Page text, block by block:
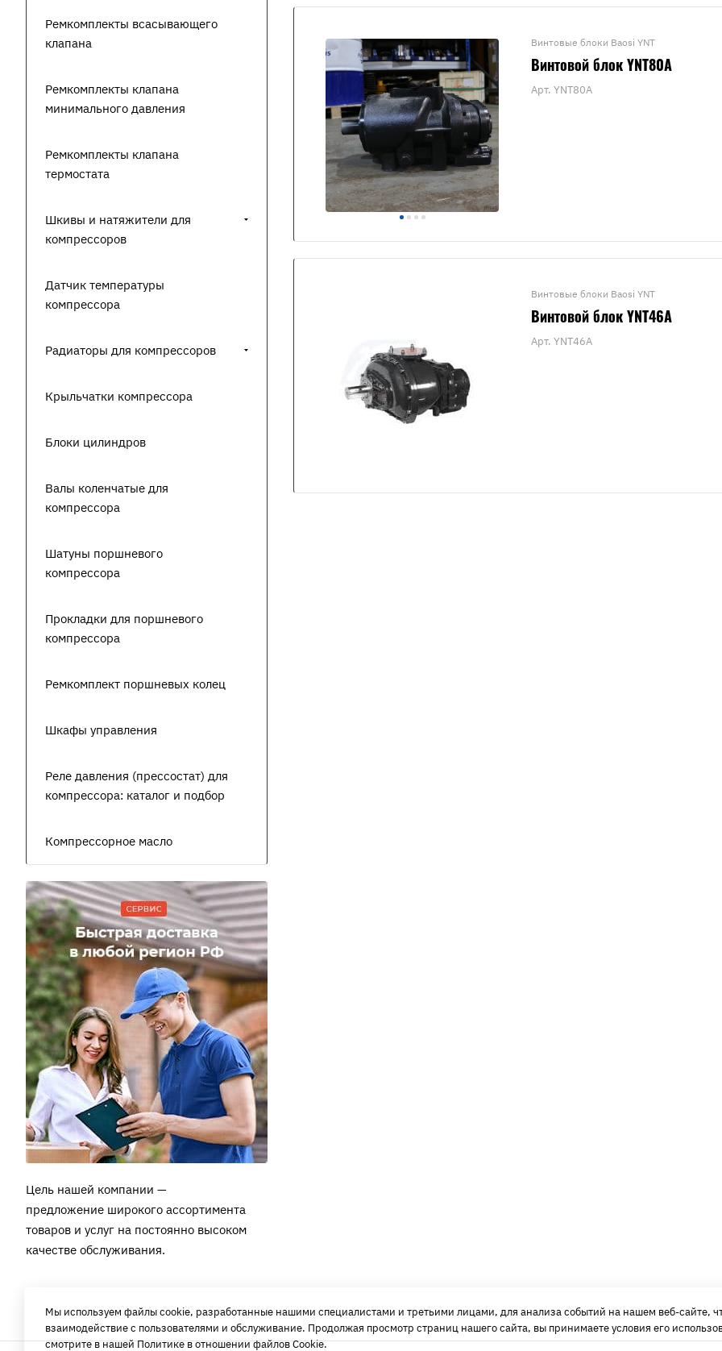
Винтовые блоки Baosi YNT
Винтовой блок YNT80A
Арт. YNT80A
Винтовые блоки Baosi YNT
Винтовой блок YNT46A
Арт. YNT46A
Ремкомплекты всасывающего
клапана
Ремкомплекты клапана
минимального давления
Ремкомплекты клапана
термостата
Шкивы и натяжители для
компрессоров
Датчик температуры
компрессора
Радиаторы для компрессоров
Крыльчатки компрессора
Блоки цилиндров
Валы коленчатые для
компрессора
Шатуны поршневого
компрессора
Прокладки для поршневого
компрессора
Ремкомплект поршневых колец
Шкафы управления
Реле давления (прессостат) для
компрессора: каталог и подбор
Компрессорное масло
Цель нашей компании —
предложение широкого ассортимента
товаров и услуг на постоянно высоком
качестве обслуживания.
Мы используем файлы cookie, разработанные нашими специалистами и третьими лицами, для анализа событий на нашем веб-сайте,
взаимодействие с пользователями и обслуживание. Продолжая просмотр страниц нашего сайта, вы принимаете условия его
смотрите в нашейПолитике в отношении файлов Cookie.